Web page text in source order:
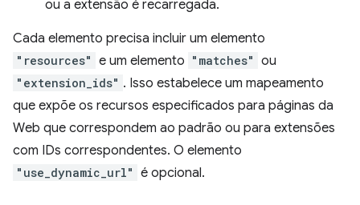
ou a extensão é recarregada.
Cada elemento precisa incluir um elemento
"resources" e um elemento "matches" ou
"extension_ids" . Isso estabelece um mapeamento
que expõe os recursos especificados para páginas da
Web que correspondem ao padrão ou para extensões
com IDs correspondentes. O elemento
"use_dynamic_url" é opcional.